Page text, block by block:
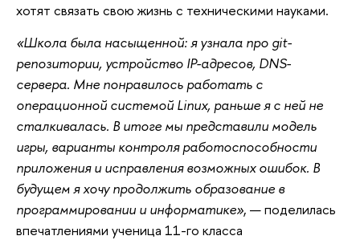
хотят связать свою жизнь с техническими науками.
«Школа была насыщенной: я узнала про git-
репозитории, устройство IP-адресов, DNS-
сервера. Мне понравилось работать с
операционной системой Linux, раньше я с ней не
сталкивалась. В итоге мы представили модель
игры, варианты контроля работоспособности
приложения и исправления возможных ошибок. В
будущем я хочу продолжить образование в
программировании и информатике», — поделилась
впечатлениями ученица 11-го класса